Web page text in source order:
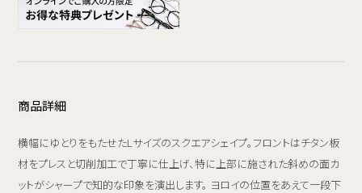
商品詳細
横幅にゆとりをもたせたLサイズのスクエアシェイプ。フロントはチタン板
材をプレスと切削加工で丁寧に仕上げ、特に上部に施された斜めの面カ
ットがシャープで知的な印象を演出します。 ヨロイの位置をあえて一段下